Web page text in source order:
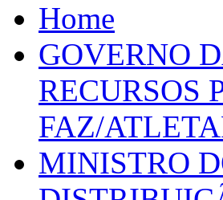
Home
GOVERNO
RECURSOS
FAZ/
MINISTRO